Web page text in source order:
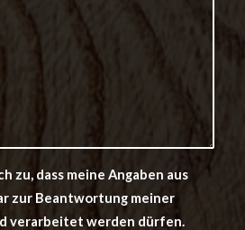
zu, dass meine Angaben aus
zur Beantwortung meiner
verarbeitet werden dürfen.